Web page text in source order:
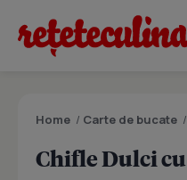
Home / Carte de bucate /
Chifle Dulci